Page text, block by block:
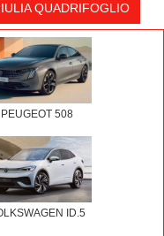
QUADRIFOGLIO
PEUGEOT 508
ID.5